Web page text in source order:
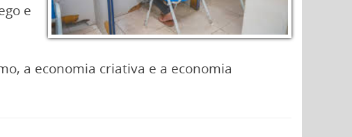
e
a economia criativa e a economia